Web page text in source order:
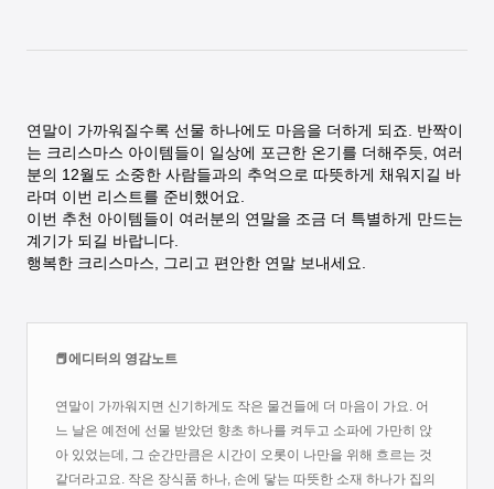
연말이 가까워질수록 선물 하나에도 마음을 더하게 되죠. 반짝이
는 크리스마스 아이템들이 일상에 포근한 온기를 더해주듯, 여러
분의 12월도 소중한 사람들과의 추억으로 따뜻하게 채워지길 바
라며 이번 리스트를 준비했어요.
이번 추천 아이템들이 여러분의 연말을 조금 더 특별하게 만드는
계기가 되길 바랍니다.
행복한 크리스마스, 그리고 편안한 연말 보내세요.
📕에디터의 영감노트
연말이 가까워지면 신기하게도 작은 물건들에 더 마음이 가요. 어
느 날은 예전에 선물 받았던 향초 하나를 켜두고 소파에 가만히 앉
아 있었는데, 그 순간만큼은 시간이 오롯이 나만을 위해 흐르는 것
같더라고요. 작은 장식품 하나, 손에 닿는 따뜻한 소재 하나가 집의